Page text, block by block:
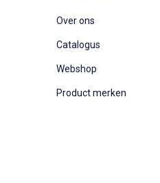
Over ons
Catalogus
Webshop
Product merken